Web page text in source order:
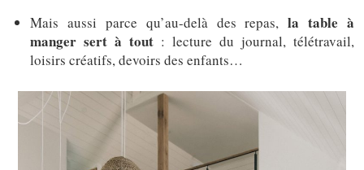
Mais aussi parce qu’au-delà des repas,la table à
manger sert à tout : lecture du journal, télétravail,
loisirs créatifs, devoirs des enfants…